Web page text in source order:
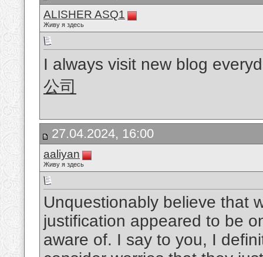
ALISHER ASQ1
Живу я здесь
I always visit new blog
公司
27.04.2024, 16:00
aaliyan
Живу я здесь
Unquestionably believe that
justification appeared to be
aware of. I say to you, I